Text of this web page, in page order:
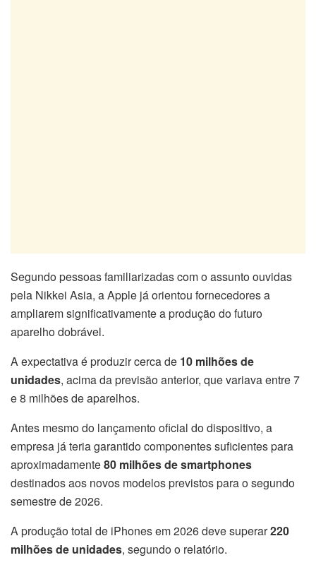
Segundo pessoas familiarizadas com o assunto ouvidas
pela Nikkei Asia, a Apple já orientou fornecedores a
ampliarem significativamente a produção do futuro
aparelho dobrável.
A expectativa é produzir cerca de 10 milhões de
unidades, acima da previsão anterior, que variava entre 7
e 8 milhões de aparelhos.
Antes mesmo do lançamento oficial do dispositivo, a
empresa já teria garantido componentes suficientes para
aproximadamente80 milhões de smartphones
destinados aos novos modelos previstos para o segundo
semestre de 2026.
A produção total de iPhones em 2026 deve superar220
milhões de unidades, segundo o relatório.